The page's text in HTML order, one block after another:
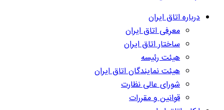
درباره اتاق ایران
معرفی اتاق ایران
ساختار اتاق ایران
هیئت رئیسه
هیئت نمایندگان اتاق ایران
شورای عالی نظارت
قوانین و مقررات